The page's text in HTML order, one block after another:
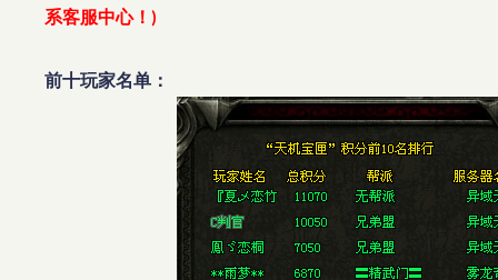
系客服中心！ )
前十玩家名单：